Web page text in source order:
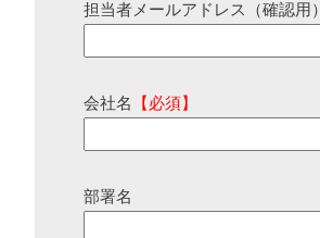
担当者メールアドレス（確認用）
会社名 【必須】
部署名